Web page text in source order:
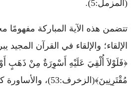
(المزمل:5).
تتضمن هذه الآية المباركة مفهومًا
الإلقاء؛ والإلقاء في القرآن المجيد
﴿فَلَوْلاَ أُلْقِيَ عَلَيْهِ أَسْوِرَةٌ مِنْ ذَهَبٍ أَوْ